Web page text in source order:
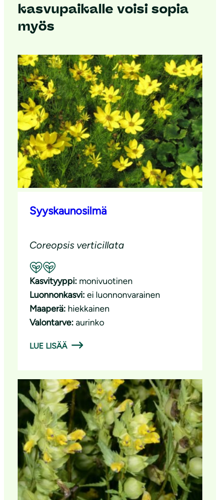
kasvupaikalle voisi sopia
myös
Syyskaunosilmä
Coreopsis verticillata
Suositeltavuus: Hyvä pölyttäjäkasvi
Kasvityyppi: monivuotinen
Luonnonkasvi: ei luonnonvarainen
Maaperä: hiekkainen
Valontarve: aurinko
LUE LISÄÄ